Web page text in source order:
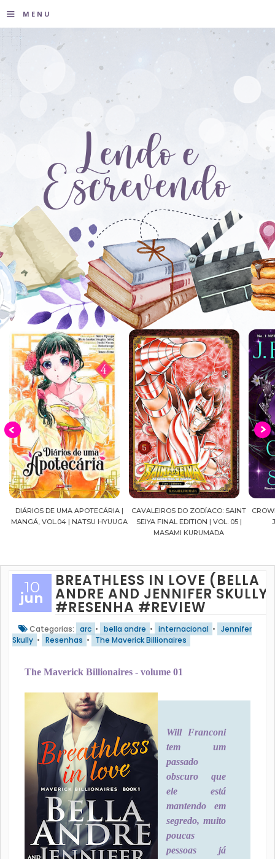
≡ MENU
DIÁRIOS DE UMA APOTECÁRIA |
MANGÁ, VOL.04 | NATSU HYUUGA
CAVALEIROS DO ZODÍACO: SAINT
SEIYA FINAL EDITION | VOL. 05 |
MASAMI KURUMADA
10
jun
BREATHLESS IN LOVE (BELLA
ANDRE AND JENNIFER
#RESENHA #REVIEW
Categorias: arc • bella andre • internacional • Jennifer
Skully • Resenhas • The Maverick Billionaires
The Maverick Billionaires - volume 01
Will Franconi
tem um
passado
obscuro que
ele está
mantendo em
segredo, muito
poucas
pessoas já